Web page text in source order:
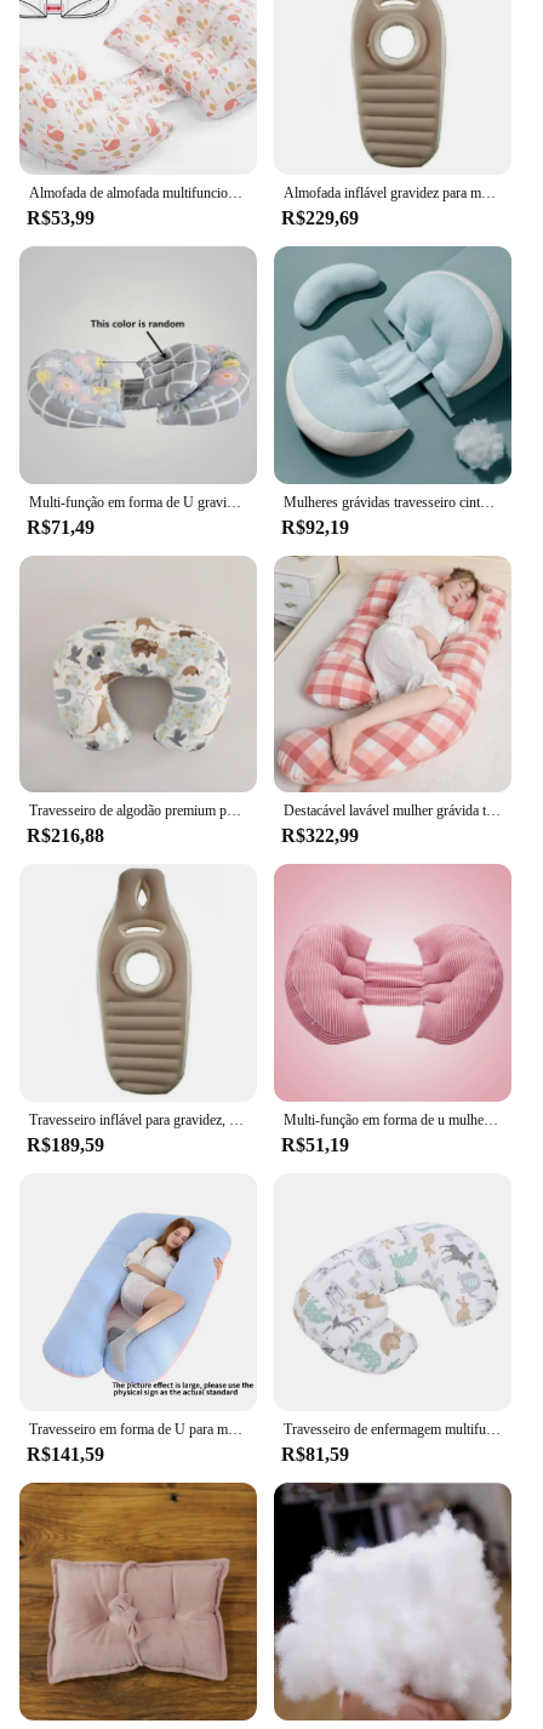
R$53,99
Almofada inflável gravidez para mulheres grávidas, Almofada amamentação maternidade, Almofada amamentação lactação
R$229,69
R$71,49
Mulheres grávidas travesseiro cintura almofada lado sono artefato moderno simples grande travesseiro travesseiro retalhos travesseiro
R$92,19
Travesseiro de algodão premium para grávidas, travesseiro macio para enfermagem e cintura, destacável e lavável, para suporte confortável, 1kg
R$216,88
Destacável lavável mulher grávida travesseiro gravidez cintura proteger lado sono travesseiro de apoio para barriga grávida
R$322,99
Travesseiro inflável para gravidez, tapete de ioga para mulheres grávidas, colchão inflável para gravidez, maternidade, cama corporal, travesseiro para dormir
R$189,59
Multi-função em forma de u mulheres grávidas dormir apoio travesseiro de fibra de bambu algodão lado sleepers gravidez travesseiros corporais para mater
R$51,19
Travesseiro em forma de U para mulher grávida, para dormir ao lado, para apoiar a barriga, gravidez especial, artefato
R$141,59
Travesseiro de enfermagem multifuncional para recém-nascidos e mães, travesseiro de amamentação para amamentação e suporte na cintura
R$81,59